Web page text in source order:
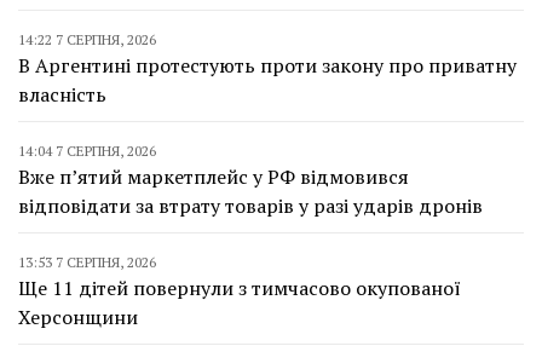
14:22 7 СЕРПНЯ, 2026
В Аргентині протестують проти закону про приватну
власність
14:04 7 СЕРПНЯ, 2026
Вже п’ятий маркетплейс у РФ відмовився
відповідати за втрату товарів у разі ударів дронів
13:53 7 СЕРПНЯ, 2026
Ще 11 дітей повернули з тимчасово окупованої
Херсонщини